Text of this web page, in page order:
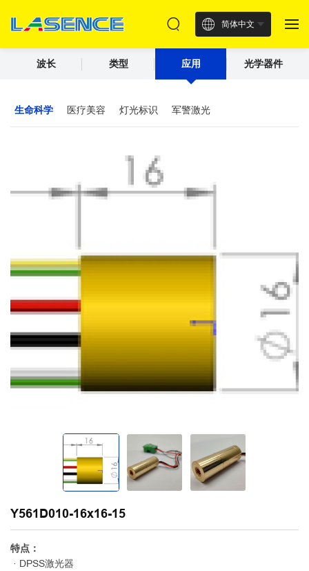
简体中文
波长 类型 应用 光学器件
生命科学 医疗美容 灯光标识 军警激光
Y561D010-16x16-15
特点：
· DPSS激光器